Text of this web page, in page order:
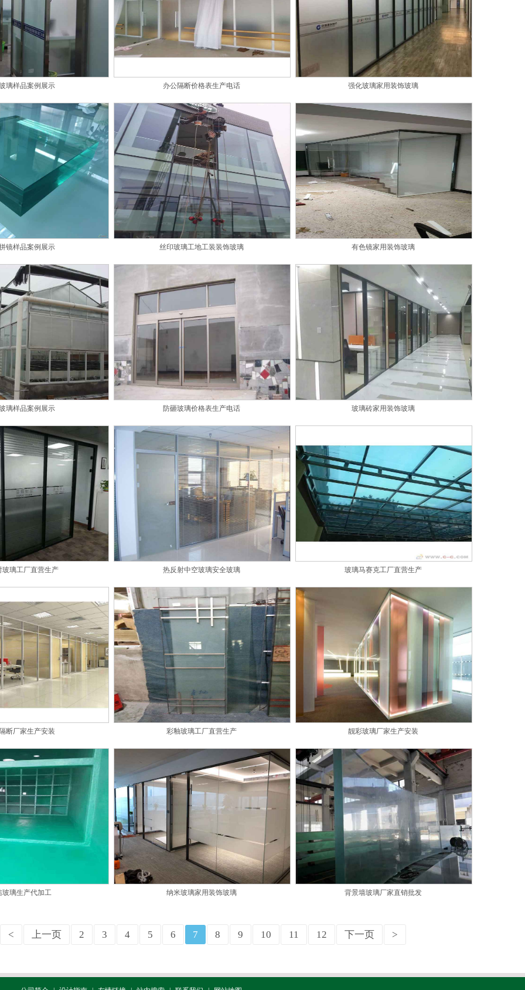
璃样品案例展示 办公隔断价格表生产电话 强化玻璃家用装饰玻璃
镜样品案例展示 丝印玻璃工地工装装饰玻璃 有色镜家用装饰玻璃
璃样品案例展示 防砸玻璃价格表生产电话 玻璃砖家用装饰玻璃
玻璃工厂直营生产 热反射中空玻璃安全玻璃 玻璃马赛克工厂直营生产
断厂家生产安装 彩釉玻璃工厂直营生产 靓彩玻璃厂家生产安装
玻璃生产代加工 纳米玻璃家用装饰玻璃 背景墙玻璃厂家直销批发
< 上一页 2 3 4 5 6 7 8 9 10 11 12 下一页 >